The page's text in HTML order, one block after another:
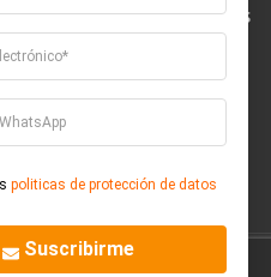
Licencia Creative Commons
4.0 Internacional
Mi Comuna
politicas de protección de datos
Suscribirme